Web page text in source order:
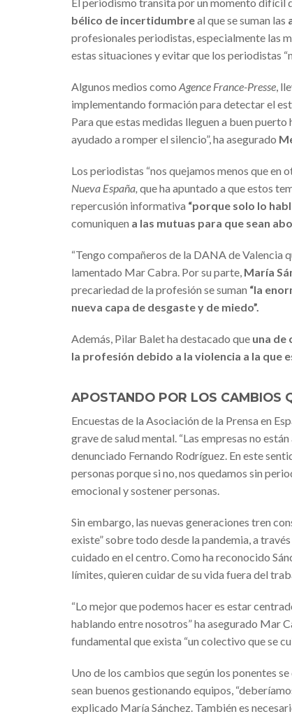
bélico de incertidumbreal que se suman las
profesionales periodistas, especialmente las
estas situaciones y evitar que los periodistas
Algunos medios como Agence France-Presse ,
implementando formación para detectar el
Para que estas medidas lleguen a buen
ayudado a romper el silencio”, ha asegurado
Los periodistas “nos quejamos menos que en
Nueva España, que ha apuntado a que estos
repercusión informativa “porque solo lo
comuniquen a las mutuas para que sean
“Tengo compañeros de la DANA de Valencia
lamentado Mar Cabra. Por su parte, María
precariedad de la profesión se suman “la
nueva capa de desgaste y de miedo”.
Además, Pilar Balet ha destacado que una de
la profesión debido a la violencia a la que
APOSTANDO POR LOS CAMBIOS
Encuestas de la Asociación de la Prensa en
grave de salud mental. “Las empresas no
denunciado Fernando Rodríguez. En este
personas porque si no, nos quedamos sin
emocional y sostener personas.
Sin embargo, las nuevas generaciones tren
existe” sobre todo desde la pandemia, a
cuidado en el centro. Como ha reconocido
límites, quieren cuidar de su vida fuera del
“Lo mejor que podemos hacer es estar
hablando entre nosotros” ha asegurado Mar
fundamental que exista “un colectivo que se
Uno de los cambios que según los ponentes
sean buenos gestionando equipos,
explicado María Sánchez. También es